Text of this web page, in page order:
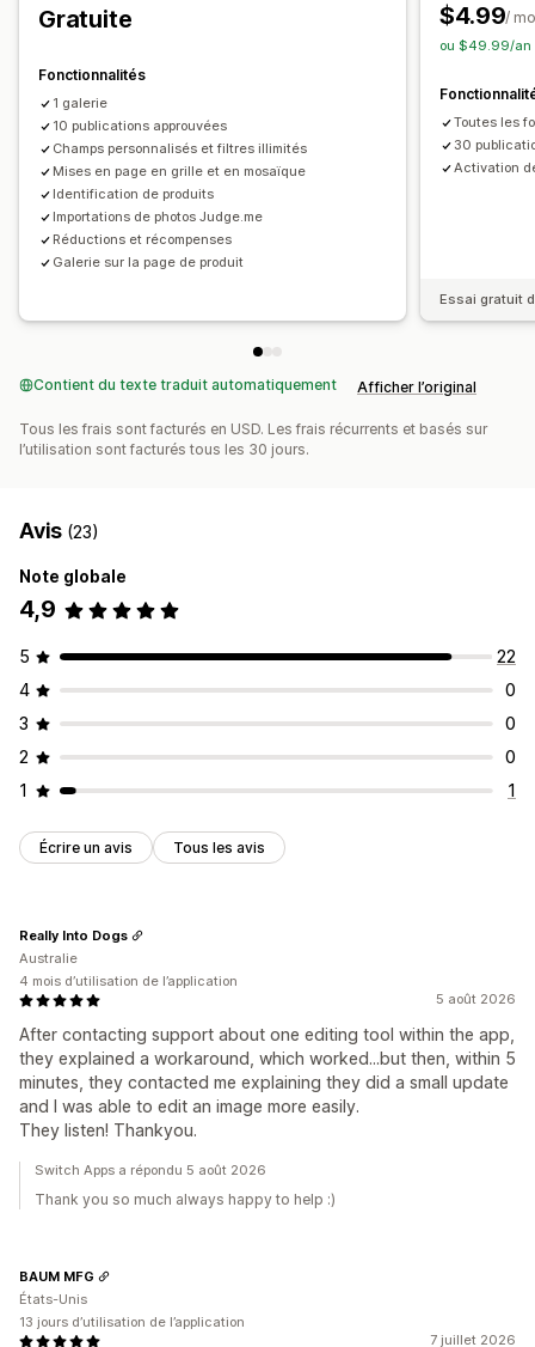
Analyses de données
Redimensionnement d’image
Légendes
Zoom sur image
Effets de survol
Optimisation pour le format mobile
Balises achetables
Partage social
Gratuite
Fonctionnalités
1 galerie
10 publications approuvées
Champs personnalisés et filtres illimités
Mises en page en grille et en mosaïque
Identification de produits
Importations de photos Judge.me
Réductions et récompenses
Galerie sur la page de produit
$4.99/
ou $49.99/an
Toutes les
30
Activation
Essai gratuit
Contient du texte traduit automatiquement Afficher l’original
Tous les frais sont facturés en USD. Les frais récurrents et basés sur
l’utilisation sont facturés tous les 30 jours.
Avis (23)
Note globale
4,9
5
22
4
0
3
0
2
0
1
1
Écrire un avis Tous les avis
5 août 2026
After contacting support about one editing tool within the app,
they explained a workaround, which worked...but then, within 5
minutes, they contacted me explaining they did a small update
and I was able to edit an image more easily.
They listen! Thankyou.
Really Into Dogs
Australie
4 mois d’utilisation de l’application
Switch Apps a répondu 5 août 2026
Thank you so much always happy to help :)
7 juillet 2026
BAUM MFG
États-Unis
13 jours d’utilisation de l’application